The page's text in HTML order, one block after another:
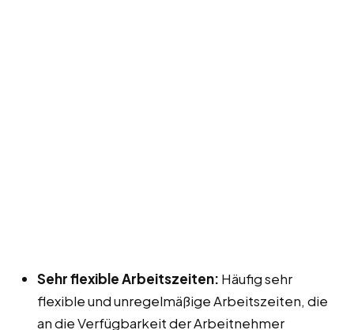
Sehr flexible Arbeitszeiten: Häufig sehr
flexible und unregelmäßige Arbeitszeiten, die
an die Verfügbarkeit der Arbeitnehmer